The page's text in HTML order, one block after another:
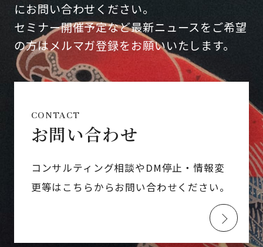
にお問い合わせください。
セミナー開催予定など最新ニュースをご希望
の方はメルマガ登録をお願いいたします。
CONTACT
お問い合わせ
コンサルティング相談やDM停止・情報変
更等はこちらからお問い合わせください。